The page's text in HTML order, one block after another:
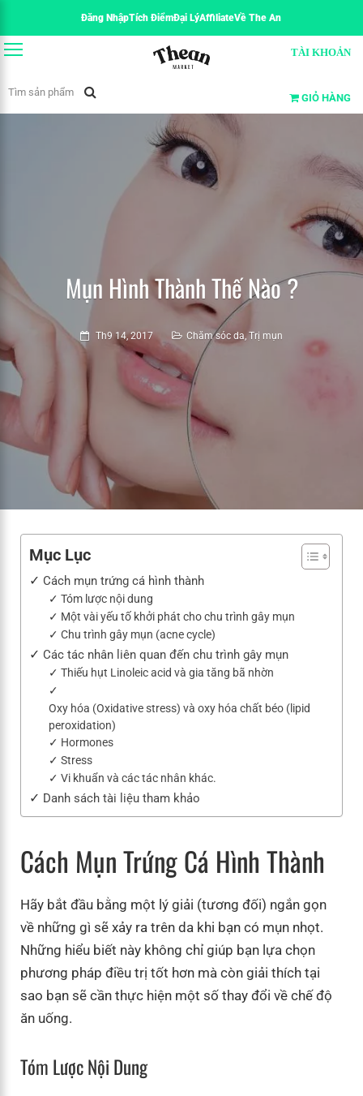
Đăng NhậpTích ĐiểmĐại LýAffiliateVề The An
TÀI KHOẢN
GIỎ HÀNG
Mụn Hình Thành Thế Nào ?
Th9 14, 2017 Chăm sóc da, Trị mụn
Mục Lục
Cách mụn trứng cá hình thành
Tóm lược nội dung
Một vài yếu tố khởi phát cho chu trình gây mụn
Chu trình gây mụn (acne cycle)
Các tác nhân liên quan đến chu trình gây mụn
Thiếu hụt Linoleic acid và gia tăng bã nhờn
Oxy hóa (Oxidative stress) và oxy hóa chất béo (lipid
peroxidation)
Hormones
Stress
Vi khuẩn và các tác nhân khác.
Danh sách tài liệu tham khảo
Cách Mụn Trứng Cá Hình Thành
Hãy bắt đầu bằng một lý giải (tương đối) ngắn gọn
về những gì sẽ xảy ra trên da khi bạn có mụn nhọt.
Những hiểu biết này không chỉ giúp bạn lựa chọn
phương pháp điều trị tốt hơn mà còn giải thích tại
sao bạn sẽ cần thực hiện một số thay đổi về chế độ
ăn uống.
Tóm Lược Nội Dung